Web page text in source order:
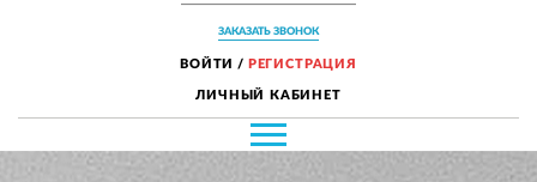
ЗАКАЗАТЬ ЗВОНОК
ВОЙТИ / РЕГИСТРАЦИЯ
ЛИЧНЫЙ КАБИНЕТ